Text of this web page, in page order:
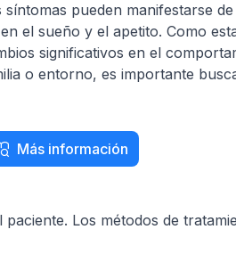
pueden manifestarse
el sueño y el apetito. Como
significativos en el
o entorno, es importante
Más información
Los métodos de